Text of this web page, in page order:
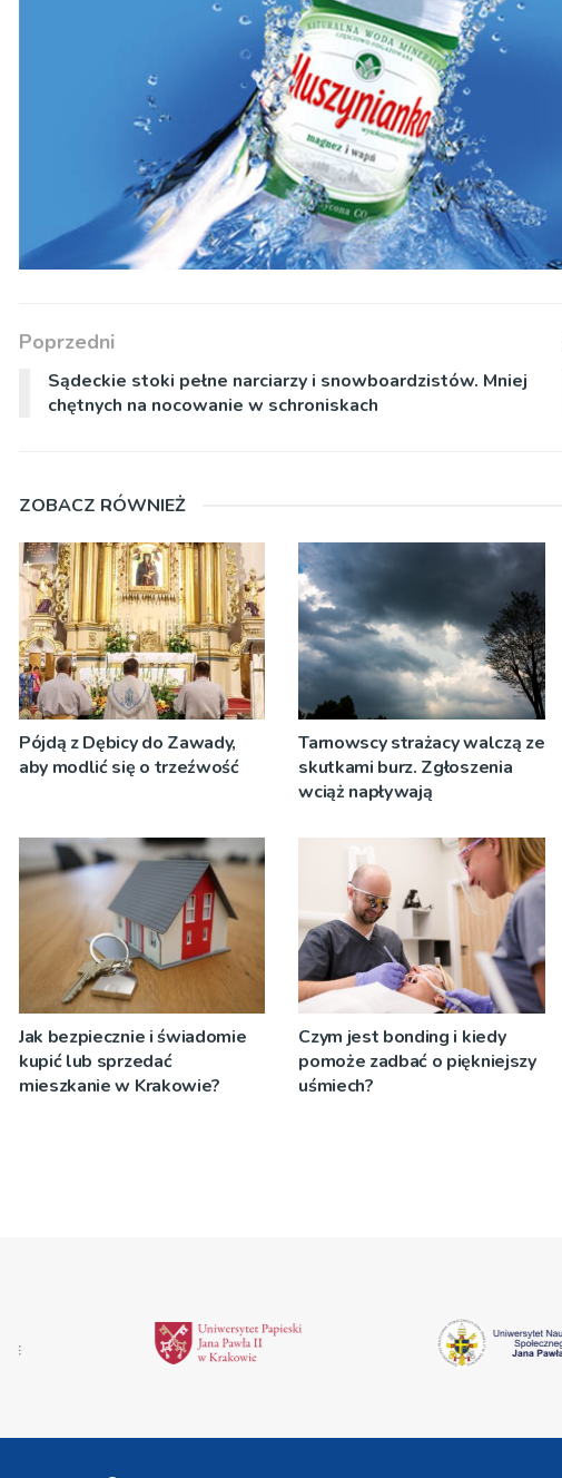
Poprzedni
Sądeckie stoki pełne narciarzy i snowboardzistów. Mniej
chętnych na nocowanie w schroniskach
ZOBACZ RÓWNIEŻ
Pójdą z Dębicy do Zawady,
aby modlić się o trzeźwość
Tarnowscy strażacy walczą ze
skutkami burz. Zgłoszenia
wciąż napływają
Jak bezpiecznie i świadomie
kupić lub sprzedać
mieszkanie w Krakowie?
Czym jest bonding i kiedy
pomoże zadbać o piękniejszy
uśmiech?